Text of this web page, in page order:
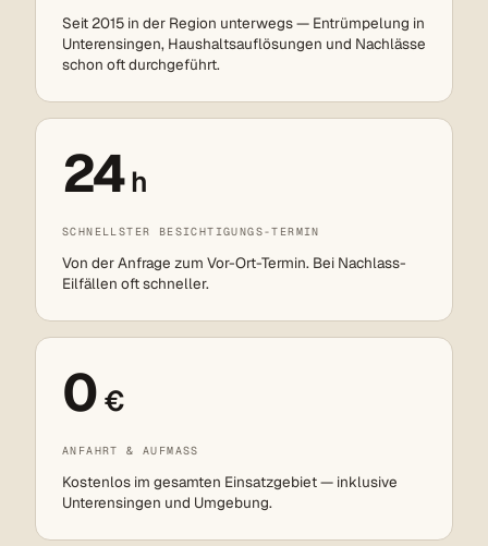
Seit 2015 in der Region unterwegs — Entrümpelung in
Unterensingen, Haushaltsauflösungen und Nachlässe
schon oft durchgeführt.
24h
SCHNELLSTER BESICHTIGUNGS-TERMIN
Von der Anfrage zum Vor-Ort-Termin. Bei Nachlass-
Eilfällen oft schneller.
0 €
ANFAHRT & AUFMASS
Kostenlos im gesamten Einsatzgebiet — inklusive
Unterensingen und Umgebung.